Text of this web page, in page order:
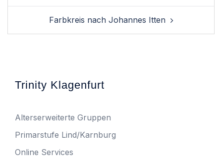
Farbkreis nach Johannes Itten
Trinity Klagenfurt
Alterserweiterte Gruppen
Primarstufe Lind/Karnburg
Online Services